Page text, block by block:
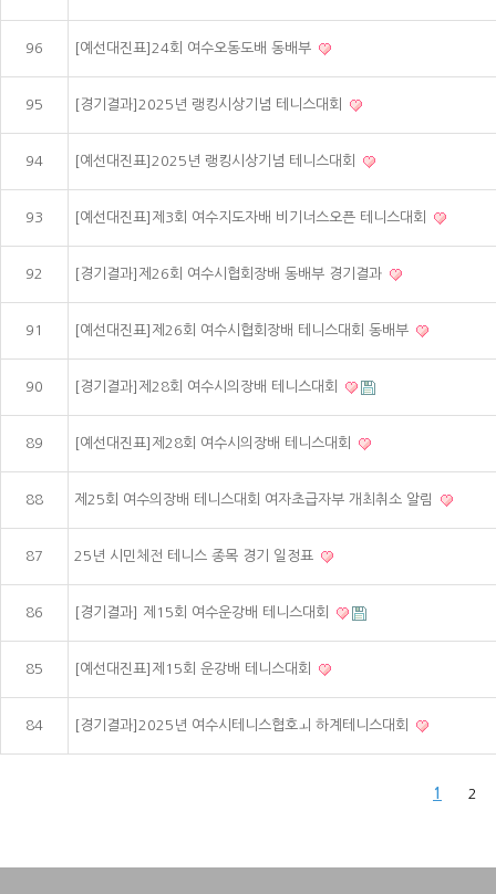
96 [예선대진표]24회 여수오동도배 동배부
95 [경기결과]2025년 랭킹시상기념 테니스대회
94 [예선대진표]2025년 랭킹시상기념 테니스대회
93 [예선대진표]제3회 여수지도자배 비기너스오픈 테니스대회
92 [경기결과]제26회 여수시협회장배 동배부 경기결과
91 [예선대진표]제26회 여수시협회장배 테니스대회 동배부
90 [경기결과]제28회 여수시의장배 테니스대회
89 [예선대진표]제28회 여수시의장배 테니스대회
88 제25회 여수의장배 테니스대회 여자초급자부 개최취소 알림
87 25년 시민체전 테니스 종목 경기 일정표
86 [경기결과] 제15회 여수운강배 테니스대회
85 [예선대진표]제15회 운강배 테니스대회
84 [경기결과]2025년 여수시테니스협호ㅚ 하계테니스대회
1 2